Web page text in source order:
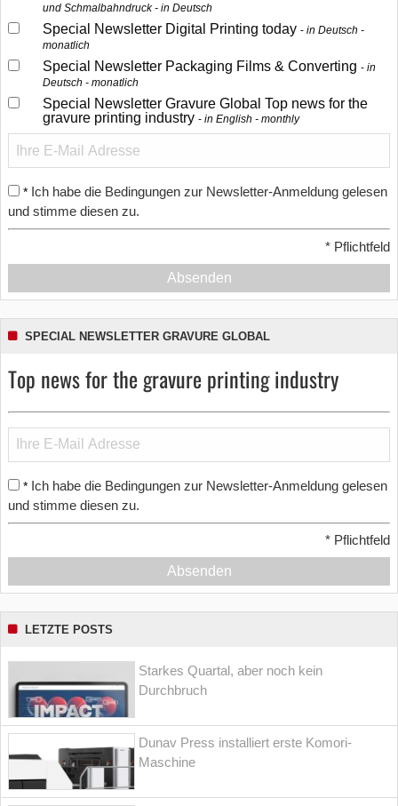
und Schmalbahndruck - in Deutsch
Special Newsletter Digital Printing today
in Deutsch -
monatlich
Special Newsletter Packaging Films & Converting
in
Deutsch - monatlich
Special Newsletter Gravure Global Top news for the
gravure printing industry
in English - monthly
* Ich habe die Bedingungen zur Newsletter-Anmeldung gelesen
und stimme diesen zu.
* Pflichtfeld
Absenden
SPECIAL NEWSLETTER GRAVURE GLOBAL
Top news for the gravure printing industry
* Ich habe die Bedingungen zur Newsletter-Anmeldung gelesen
und stimme diesen zu.
* Pflichtfeld
Absenden
LETZTE POSTS
Starkes Quartal, aber noch kein
Durchbruch
Dunav Press installiert erste Komori-
Maschine